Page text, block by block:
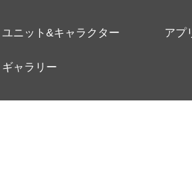
ユニット&キャラクター アプ
ギャラリー